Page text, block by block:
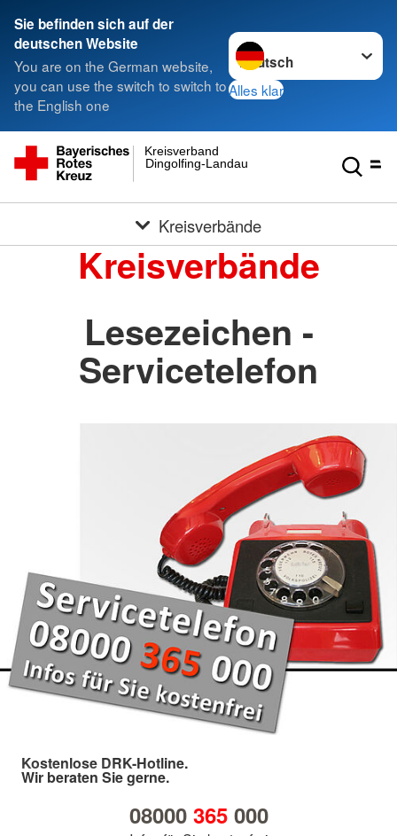
Sie befinden sich auf der
deutschen Website
You are on the German website,
you can use the switch to switch to
the English one
Sprache wechseln zu
Alles klar
Dingolfing-Landau
Kreisverband
Kreisverbände
Kreisverbände
Lesezeichen -
Servicetelefon
Kostenlose DRK-Hotline.
Wir beraten Sie gerne.
08000 365000